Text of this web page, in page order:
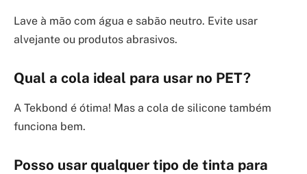
Lave à mão com água e sabão neutro. Evite usar
alvejante ou produtos abrasivos.
Qual a cola ideal para usar no PET?
A Tekbond é ótima! Mas a cola de silicone também
funciona bem.
Posso usar qualquer tipo de tinta para